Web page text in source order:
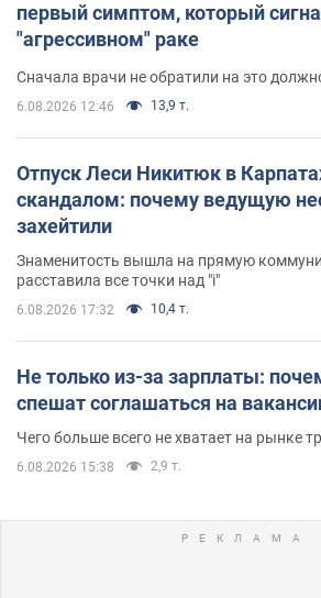
первый симптом, который
"агрессивном" раке
Сначала врачи не обратили на это
6.08.2026 12:46 13,9 т.
Отпуск Леси Никитюк в
скандалом: почему ведущую
захейтили
Знаменитость вышла на прямую
расставила все точки над "i"
6.08.2026 17:32 10,4 т.
Не только из-за зарплаты:
спешат соглашаться на
Чего больше всего не хватает на рынке
6.08.2026 15:38 2,9 т.